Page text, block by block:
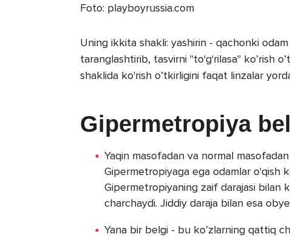
Foto: playboyrussia.com
Uning ikkita shakli: yashirin - qachonki
taranglashtirib, tasvirni "to'g'rilasa" ko’rish
shaklida ko'rish o’tkirligini faqat linzalar
Gipermetropiya
Yaqin masofadan va normal
Gipermetropiyaga ega odamlar o'qish
Gipermetropiyaning zaif darajasi bilan
charchaydi. Jiddiy daraja bilan esa
Yana bir belgi - bu ko’zlarning qattiq